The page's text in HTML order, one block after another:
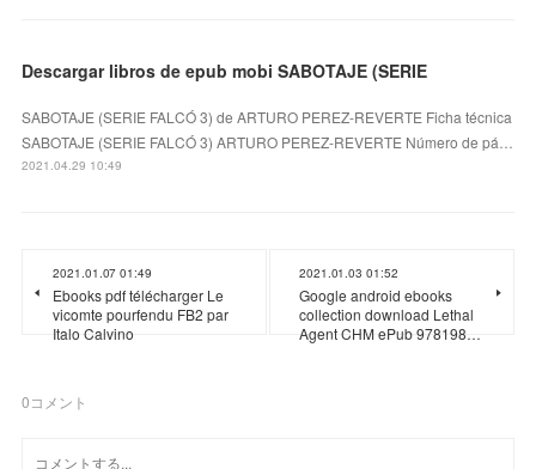
Descargar libros de epub mobi SABOTAJE (SERIE
SABOTAJE (SERIE FALCÓ 3) de ARTURO PEREZ-REVERTE Ficha técnica
SABOTAJE (SERIE FALCÓ 3) ARTURO PEREZ-REVERTE Número de pá…
2021.04.29 10:49
2021.01.07 01:49
Ebooks pdf télécharger Le
vicomte pourfendu FB2 par
Italo Calvino
2021.01.03 01:52
Google android ebooks
collection download Lethal
Agent CHM ePub 978198…
0コメント